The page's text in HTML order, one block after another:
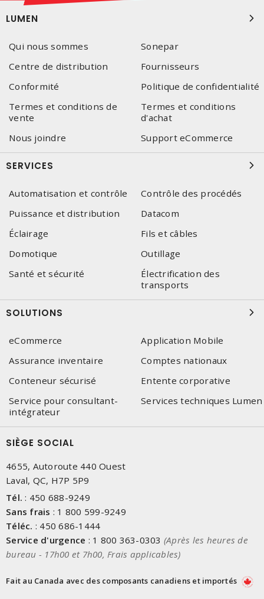
LUMEN
Qui nous sommes
Sonepar
Centre de distribution
Fournisseurs
Conformité
Politique de confidentialité
Termes et conditions de
vente
Termes et conditions
d'achat
Nous joindre
Support eCommerce
SERVICES
Automatisation et contrôle
Contrôle des procédés
Puissance et distribution
Datacom
Éclairage
Fils et câbles
Domotique
Outillage
Santé et sécurité
Électrification des
transports
SOLUTIONS
eCommerce
Application Mobile
Assurance inventaire
Comptes nationaux
Conteneur sécurisé
Entente corporative
Service pour consultant-
intégrateur
Services techniques Lumen
SIÈGE SOCIAL
4655, Autoroute 440 Ouest
Laval, QC, H7P 5P9
Tél. : 450 688-9249
Sans frais : 1 800 599-9249
Téléc. : 450 686-1444
Service d'urgence : 1 800 363-0303 (Après les heures de
bureau - 17h00 et 7h00, Frais applicables)
Fait au Canada avec des composants canadiens et importés